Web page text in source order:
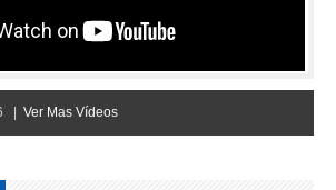
| Ver Mas Vídeos